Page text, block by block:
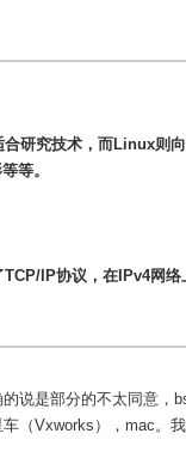
合研究技术，而Linux则
等。
IP协议，在IPv4网络
说是部分的不太同意，
（Vxworks），mac。